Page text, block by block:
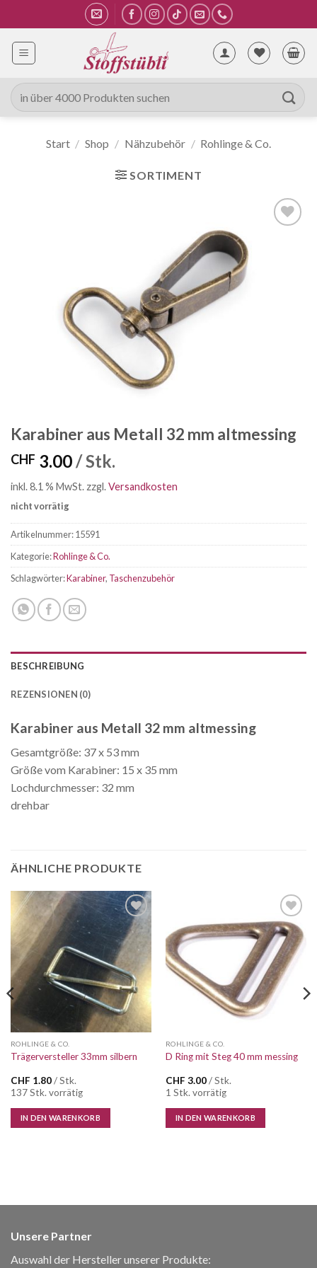
Inhalt
springen
Suche
nach:
Start / Shop / Nähzubehör / Rohlinge & Co.
SORTIMENT
Wunschliste
Karabiner aus Metall 32 mm altmessing
CHF 3.00/ Stk.
inkl. 8.1 % MwSt. zzgl.Versandkosten
nicht vorrätig
Artikelnummer:15591
Kategorie:Rohlinge & Co.
Schlagwörter:Karabiner, Taschenzubehör
BESCHREIBUNG
REZENSIONEN (0)
Karabiner aus Metall 32 mm altmessing
Gesamtgröße: 37 x 53 mm
Größe vom Karabiner: 15 x 35 mm
Lochdurchmesser: 32 mm
drehbar
ÄHNLICHE PRODUKTE
Auf die
Wunschliste
ROHLINGE & CO.
Trägerversteller 33mm silbern
CHF 1.80/ Stk.
137 Stk. vorrätig
IN DEN WARENKORB
Auf die
Wunschliste
ROHLINGE & CO.
D Ring mit Steg 40 mm messing
CHF 3.00/ Stk.
1 Stk. vorrätig
IN DEN WARENKORB
Unsere Partner
Auswahl der Hersteller unserer Produkte: